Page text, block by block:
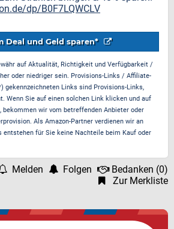
dp/B0F7LQWCLV
Deal und Geld sparen*
auf Aktualität, Richtigkeit und Verfügbarkeit /
oder niedriger sein. Provisions-Links / Affiliate-
gekennzeichneten Links sind Provisions-Links,
Wenn Sie auf einen solchen Link klicken und auf
wir vom betreffenden Anbieter oder
Als Amazon-Partner verdienen wir an
entstehen für Sie keine Nachteile beim Kauf oder
Melden Folgen Bedanken (0)
Zur Merkliste